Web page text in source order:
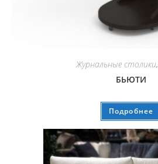
Журнальные столики,
БЬЮТИ
Подробнее